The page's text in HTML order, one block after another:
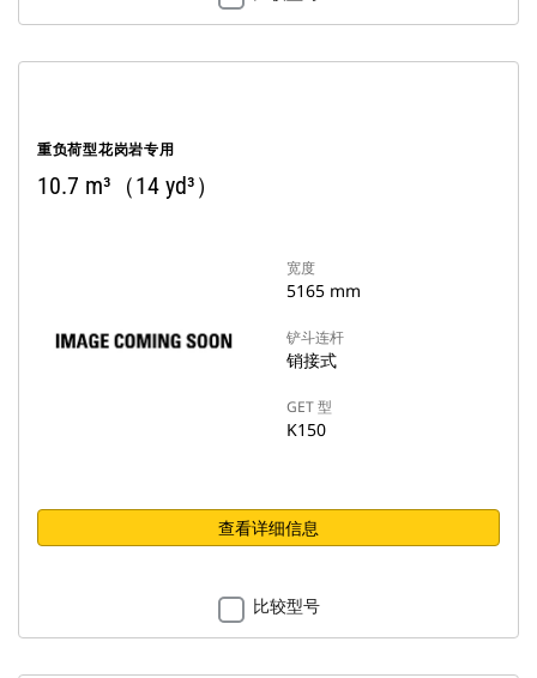
重负荷型花岗岩专用
10.7 m³（14 yd³）
宽度
5165 mm
铲斗连杆
销接式
GET 型
K150
查看详细信息
比较型号